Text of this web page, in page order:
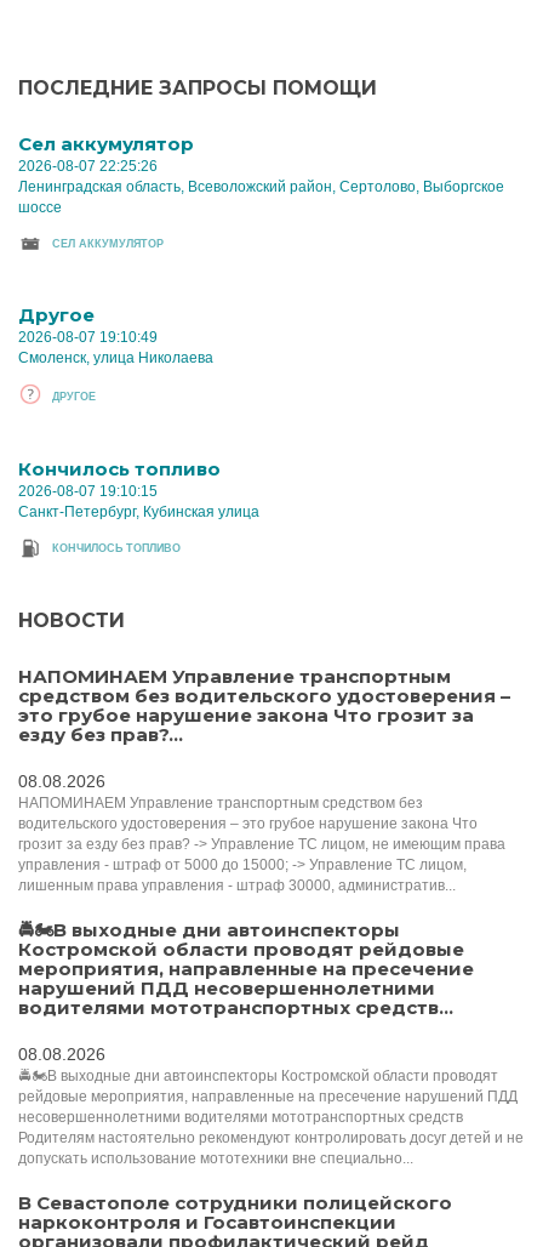
ПОСЛЕДНИЕ ЗАПРОСЫ ПОМОЩИ
Cел аккумулятор
2026-08-07 22:25:26
Ленинградская область, Всеволожский район, Сертолово, Выборгское
шоссе
CЕЛ АККУМУЛЯТОР
Другое
2026-08-07 19:10:49
Смоленск, улица Николаева
ДРУГОЕ
Кончилось топливо
2026-08-07 19:10:15
Санкт-Петербург, Кубинская улица
КОНЧИЛОСЬ ТОПЛИВО
НОВОСТИ
НАПОМИНАЕМ Управление транспортным
средством без водительского удостоверения –
это грубое нарушение закона Что грозит за
езду без прав?...
08.08.2026
НАПОМИНАЕМ Управление транспортным средством без
водительского удостоверения – это грубое нарушение закона Что
грозит за езду без прав? -> Управление ТС лицом, не имеющим права
управления - штраф от 5000 до 15000; -> Управление ТС лицом,
лишенным права управления - штраф 30000, административ...
🚔🏍️В выходные дни автоинспекторы
Костромской области проводят рейдовые
мероприятия, направленные на пресечение
нарушений ПДД несовершеннолетними
водителями мототранспортных средств...
08.08.2026
🚔🏍️В выходные дни автоинспекторы Костромской области проводят
рейдовые мероприятия, направленные на пресечение нарушений ПДД
несовершеннолетними водителями мототранспортных средств
Родителям настоятельно рекомендуют контролировать досуг детей и не
допускать использование мототехники вне специально...
В Севастополе сотрудники полицейского
наркоконтроля и Госавтоинспекции
организовали профилактический рейд